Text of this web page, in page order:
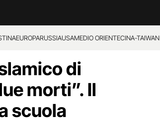
EUROPARUSSIAUSAMEDIO ORIENTECINA-TAIWAN
di
morti”. Il
scuola